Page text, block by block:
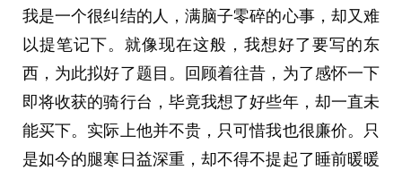
调整了路上临时调过的地方。
然后就是现在。
徒然地感叹。
宇宙有几百亿光年。
地球上的一秒钟算什么。
可这一秒钟里，有个一百八的男人坐在自行车上，
暴风雪后的那段夕阳麦田。那个时候我看着自己映
在麦田上的影子，我再路上，他在田里，影子没有
被压扁或拉长，他是那般的正好。映在了田上，也
印在了我心里。只可惜我的相机坏在了路上，我也
担心身后的暴雪再次压上，那时候我是多想有一个
我是一个很纠结的人，满脑子零碎的心事，却又难
以提笔记下。就像现在这般，我想好了要写的东
西，为此拟好了题目。回顾着往昔，为了感怀一下
即将收获的骑行台，毕竟我想了好些年，却一直未
能买下。实际上他并不贵，只可惜我也很廉价。只
是如今的腿寒日益深重，却不得不提起了睡前暖暖